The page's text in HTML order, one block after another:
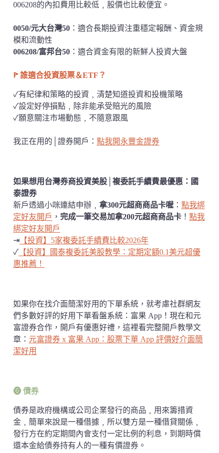
006208的內扣費用比較低﹐股價也比較便宜。
0050/元大台灣50：適合長期投資注重穩定報酬、資金規
模和流動性
006208/富邦台50：適合資金有限的新鮮人投資大盤
ꚰ 誰適合投資股票＆ETF？
✓有紀律和策略的投資﹐清楚知道投資和投機策略
✓設定好停損點﹐除非能承受賠光的風險
✓願意關注市場動態﹐不隨意跟風
我正在用的│證券開戶： 點我開永豐金證券
如果想用台灣券商投資美股│複委託手續費最優惠：國
泰證券
新戶透過小咪連結申辦﹐ 拿300元超商商品卡喔： 點我綁
定好友開戶 ， 完成一筆交易加拿200元超商商品卡！ 點我
綁定好友開戶
⇥【投資】5家複委託手續費比較2026年
✓【投資】國泰複委託美股教學：定期定額0.1美元超優
惠推薦！
如果你在找介面簡潔好用的下單系統，就考慮社群網友
們多數好評的好用下單看盤系統：富果 App！現在和元
富證券合作，開戶有優惠好禮，這裡看完整開戶教學文
章： 元富證券 x 富果 App：股票下單 App 評價好介面簡
潔好用
➏ 債券
債券是政府機構或公司企業發行的商品﹐用來籌措資
金﹐簡單來說是一種借據﹐所以雙方是一種借貸關係﹐
發行方在約定期間內會支付一定比例的利息，到期時償
還本金給債券持有人的一種有價證券。